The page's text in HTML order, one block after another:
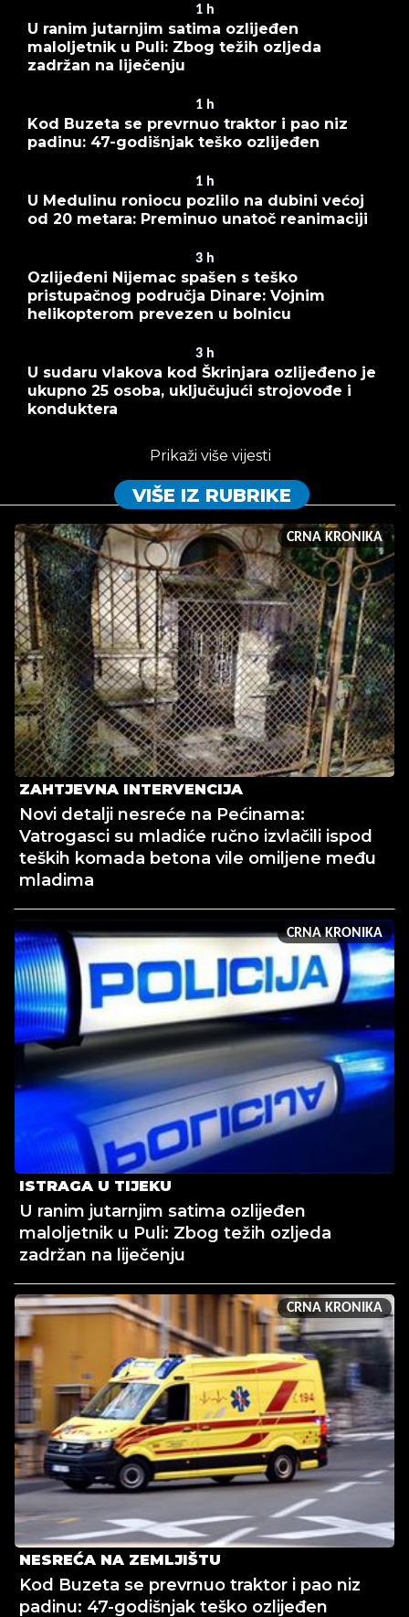
1 h
U ranim jutarnjim satima ozlijeđen
maloljetnik u Puli: Zbog težih ozljeda
zadržan na liječenju
1 h
Kod Buzeta se prevrnuo traktor i pao niz
padinu: 47-godišnjak teško ozlijeđen
1 h
U Medulinu roniocu pozlilo na dubini većoj
od 20 metara: Preminuo unatoč reanimaciji
3 h
Ozlijeđeni Nijemac spašen s teško
pristupačnog područja Dinare: Vojnim
helikopterom prevezen u bolnicu
3 h
U sudaru vlakova kod Škrinjara ozlijeđeno je
ukupno 25 osoba, uključujući strojovođe i
konduktera
Prikaži više vijesti
VIŠE IZ RUBRIKE
CRNA KRONIKA
ZAHTJEVNA INTERVENCIJA
Novi detalji nesreće na Pećinama:
Vatrogasci su mladiće ručno izvlačili ispod
teških komada betona vile omiljene među
mladima
CRNA KRONIKA
ISTRAGA U TIJEKU
U ranim jutarnjim satima ozlijeđen
maloljetnik u Puli: Zbog težih ozljeda
zadržan na liječenju
CRNA KRONIKA
NESREĆA NA ZEMLJIŠTU
Kod Buzeta se prevrnuo traktor i pao niz
padinu: 47-godišnjak teško ozlijeđen